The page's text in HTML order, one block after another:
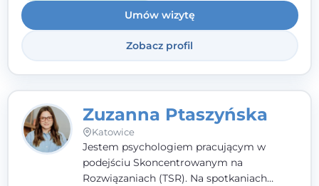
Umów wizytę
Zobacz profil
Zuzanna Ptaszyńska
Katowice
Jestem psychologiem pracującym w
podejściu Skoncentrowanym na
Rozwiązaniach (TSR). Na spotkaniach